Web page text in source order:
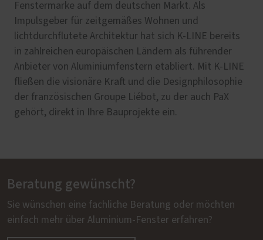
Fenstermarke auf dem deutschen Markt. Als
Impulsgeber für zeitgemäßes Wohnen und
lichtdurchflutete Architektur hat sich K-LINE bereits
in zahlreichen europäischen Ländern als führender
Anbieter von Aluminiumfenstern etabliert. Mit K-LINE
fließen die visionäre Kraft und die Designphilosophie
der französischen Groupe Liébot, zu der auch PaX
gehört, direkt in Ihre Bauprojekte ein.
Beratung gewünscht?
Sie wünschen eine fachliche Beratung oder möchten
einfach mehr über Aluminium-Fenster erfahren?